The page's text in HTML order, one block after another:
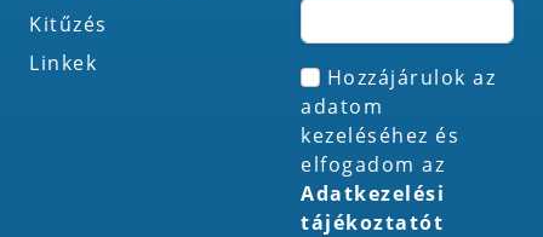
Kitűzés
Linkek
Hozzájárulok az
adatom
kezeléséhez és
elfogadom az
Adatkezelési
tájékoztatót